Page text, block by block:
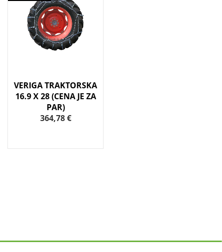
VERIGA TRAKTORSKA
16.9 X 28 (CENA JE ZA
PAR)
364,78 €